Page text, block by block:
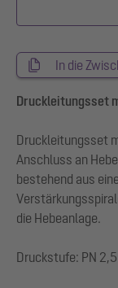
In die
Druckleitungsset
Druckleitungsset
Anschluss an
bestehend aus
die Hebeanlage.
Druckstufe: PN 2,5